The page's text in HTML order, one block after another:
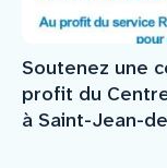
Soutenez une
profit du
à Saint-Jean-